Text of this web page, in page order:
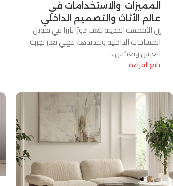
المميزات، والاستخدامات في
عالم الأثاث والتصميم الداخلي
إن الأقمشة الحديثة تلعب دورًا بارزًا في تحويل
المساحات الداخلية وتجديدها، فهي تعزز تجربة
العيش وتعكس...
تابع القراءة